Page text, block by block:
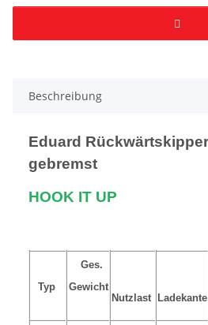
Beschreibung
Eduard
gebremst
HOOK IT UP
Typ
Ges.
Gewicht
Nutzlast
Ladekante